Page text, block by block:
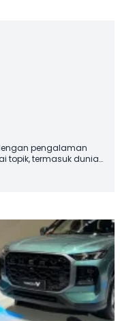
pengalaman
topik, termasuk dunia
telah membaca karya